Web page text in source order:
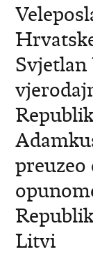
Svjetlan
Litvi